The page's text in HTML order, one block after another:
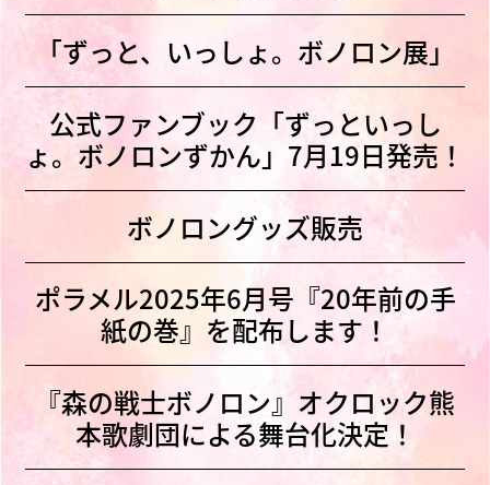
「ずっと、いっしょ。ボノロン展」
公式ファンブック「ずっといっし
ょ。ボノロンずかん」7月19日発売！
ボノロングッズ販売
ポラメル2025年6月号『20年前の手
紙の巻』を配布します！
『森の戦士ボノロン』オクロック熊
本歌劇団による舞台化決定！